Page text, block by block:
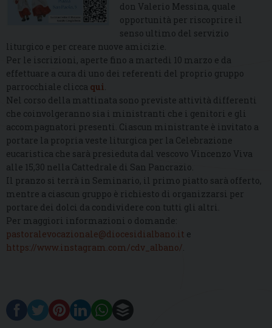
don Valerio Messina, quale
opportunità per riscoprire il
senso ultimo del servizio
liturgico e per creare nuove amicizie.
Per le iscrizioni, aperte fino a martedì 10 marzo e da
effettuare a cura di uno dei referenti del proprio gruppo
parrocchiale clicca qui.
Nel corso della mattinata sono previste attività differenti
che coinvolgeranno sia i ministranti che i genitori e gli
accompagnatori presenti. Ciascun ministrante è invitato a
portare la propria veste liturgica per la Celebrazione
eucaristica che sarà presieduta dal vescovo Vincenzo Viva
alle 15,30 nella Cattedrale di San Pancrazio.
Il pranzo si terrà in Seminario, il primo piatto sarà offerto,
mentre a ciascun gruppo è richiesto di organizzarsi per
portare dei dolci da condividere con tutti gli altri.
Per maggiori informazioni o domande:
pastoralevocazionale@diocesidialbano.it e
https://www.instagram.com/cdv_albano/.